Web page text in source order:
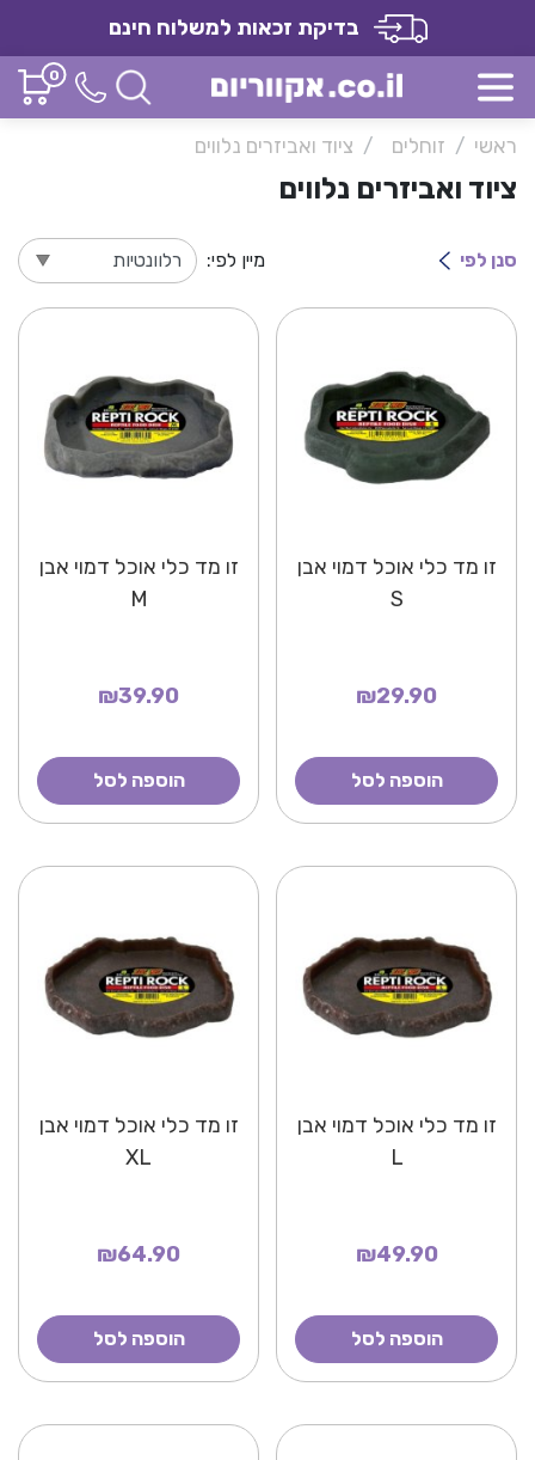
בדיקת זכאות למשלוח חינם
0
ראשי זוחלים ציוד ואביזרים נלווים
ציוד ואביזרים נלווים
סנן לפי מיין לפי:
זו מד כלי אוכל דמוי אבן
S
₪29.90
הוספה לסל
זו מד כלי אוכל דמוי אבן
M
₪39.90
הוספה לסל
זו מד כלי אוכל דמוי אבן
L
₪49.90
הוספה לסל
זו מד כלי אוכל דמוי אבן
XL
₪64.90
הוספה לסל